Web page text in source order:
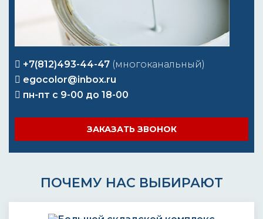
+7(812)493-44-47 (многоканальный)
egocolor@inbox.ru
пн-пт с 9-00 до 18-00
ЗАКАЗАТЬ ЗВОНОК
ПОЧЕМУ НАС ВЫБИРАЮТ